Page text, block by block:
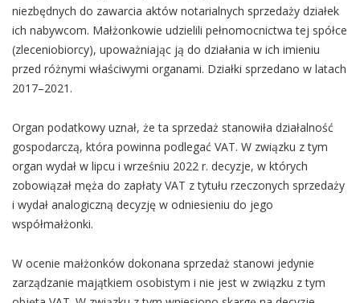
niezbędnych do zawarcia aktów notarialnych sprzedaży działek
ich nabywcom. Małżonkowie udzielili pełnomocnictwa tej spółce
(zleceniobiorcy), upoważniając ją do działania w ich imieniu
przed różnymi właściwymi organami. Działki sprzedano w latach
2017–2021.
Organ podatkowy uznał, że ta sprzedaż stanowiła działalność
gospodarczą, która powinna podlegać VAT. W związku z tym
organ wydał w lipcu i wrześniu 2022 r. decyzje, w których
zobowiązał męża do zapłaty VAT z tytułu rzeczonych sprzedaży
i wydał analogiczną decyzję w odniesieniu do jego
współmałżonki.
W ocenie małżonków dokonana sprzedaż stanowi jedynie
zarządzanie majątkiem osobistym i nie jest w związku z tym